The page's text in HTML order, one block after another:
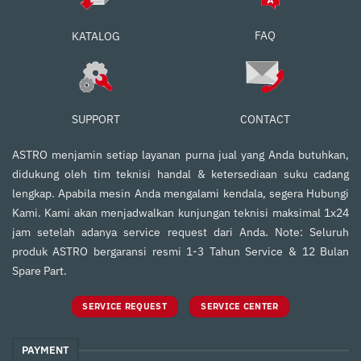
KATALOG FAQ
SUPPORT CONTACT
ASTRO menjamin setiap layanan purna jual yang Anda butuhkan,
didukung oleh tim teknisi handal & ketersediaan suku cadang
lengkap. Apabila mesin Anda mengalami kendala, segera Hubungi
Kami. Kami akan menjadwalkan kunjungan teknisi maksimal 1x24
jam setelah adanya service request dari Anda. Note: Seluruh
produk ASTRO bergaransi resmi 1-3 Tahun Service & 12 Bulan
Spare Part.
SERVICE REQUEST SERVICE CENTER
PAYMENT